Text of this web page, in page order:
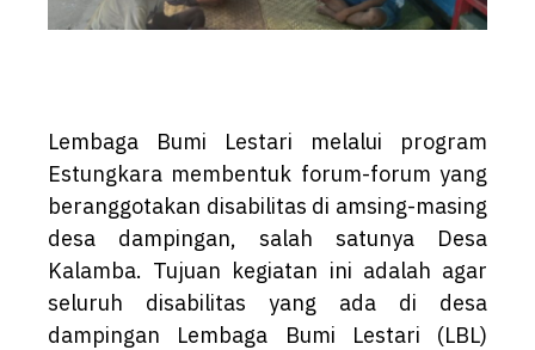
Lembaga Bumi Lestari melalui program
Estungkara membentuk forum-forum yang
beranggotakan disabilitas di amsing-masing
desa dampingan, salah satunya Desa
Kalamba. Tujuan kegiatan ini adalah agar
seluruh disabilitas yang ada di desa
dampingan Lembaga Bumi Lestari (LBL)